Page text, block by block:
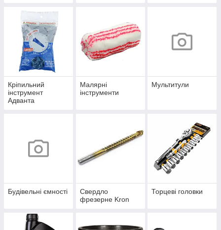
Кріпильний
інструмент
Адванта
Малярні
інструменти
Мультитули
Будівельні ємності
Свердло
фрезерне Kron
Торцеві головки